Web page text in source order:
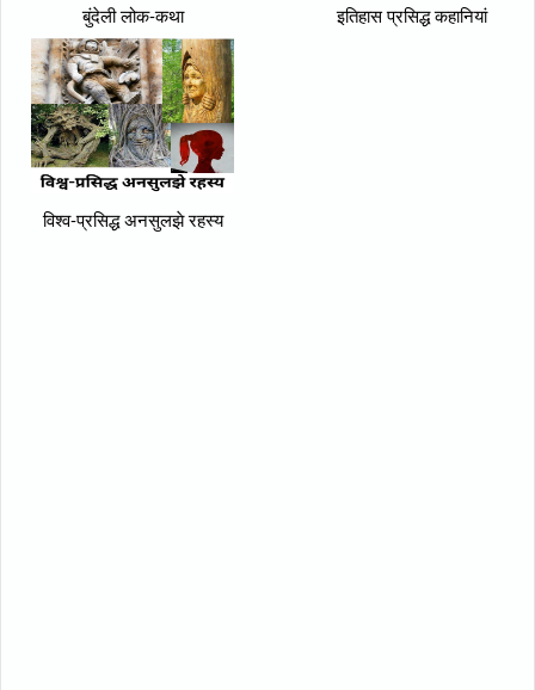
बुंदेली लोक-कथा इतिहास प्रसिद्ध कहानियां
विश्व-प्रसिद्ध अनसुलझे रहस्य